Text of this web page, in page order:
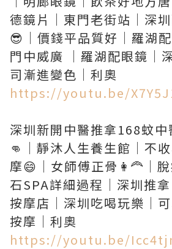
德鏡片｜東門老街站｜深
😎｜價錢平品質好｜羅湖
門中威廣 ｜羅湖配眼鏡｜
https://youtu.be/
深圳新開中醫推拿168蚊
👊｜靜沐人生養生館｜不
摩😄｜女師傅正骨👩‍🦰｜
石SPA詳細過程｜深圳推
按摩店｜深圳吃喝玩樂｜
https://youtu.be/